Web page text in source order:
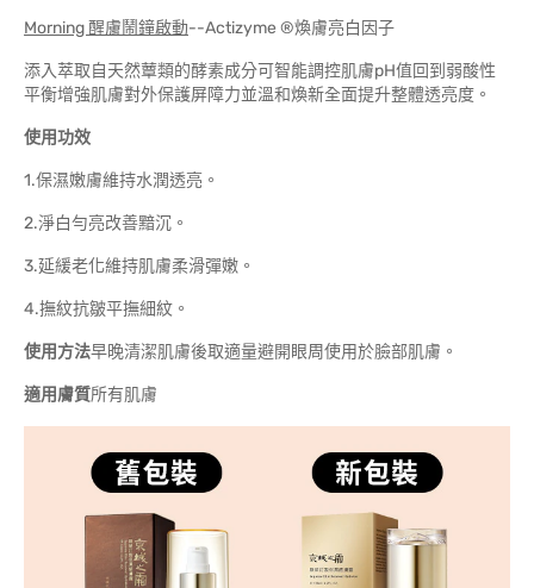
Morning醒膚鬧鐘啟動--Actizyme ®煥膚亮白因子
添入萃取自天然蕈類的酵素成分可智能調控肌膚pH值回到弱酸性
平衡增強肌膚對外保護屏障力並溫和煥新全面提升整體透亮度。
使用功效
1.保濕嫩膚維持水潤透亮。
2.淨白勻亮改善黯沉。
3.延緩老化維持肌膚柔滑彈嫩。
4.撫紋抗皺平撫細紋。
使用方法早晚清潔肌膚後取適量避開眼周使用於臉部肌膚。
適用膚質所有肌膚